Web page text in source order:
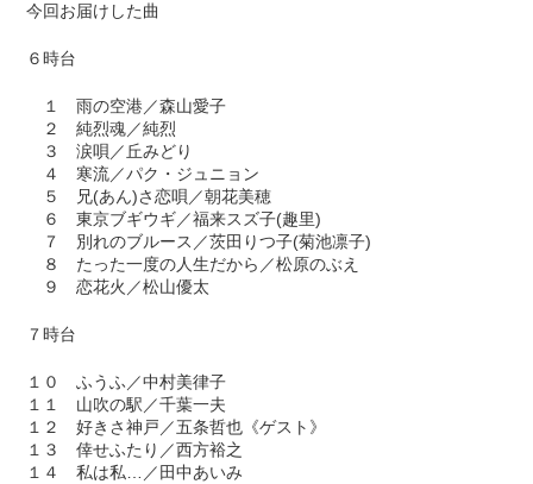
今回お届けした曲
６時台
１ 雨の空港／森山愛子
２ 純烈魂／純烈
３ 涙唄／丘みどり
４ 寒流／パク・ジュニョン
５ 兄(あん)さ恋唄／朝花美穂
６ 東京ブギウギ／福来スズ子(趣里)
７ 別れのブルース／茨田りつ子(菊池凛子)
８ たった一度の人生だから／松原のぶえ
９ 恋花火／松山優太
７時台
１０ ふうふ／中村美律子
１１ 山吹の駅／千葉一夫
１２ 好きさ神戸／五条哲也《ゲスト》
１３ 倖せふたり／西方裕之
１４ 私は私…／田中あいみ